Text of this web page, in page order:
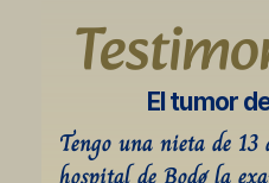
El tumor
Tengo una nieta de 13